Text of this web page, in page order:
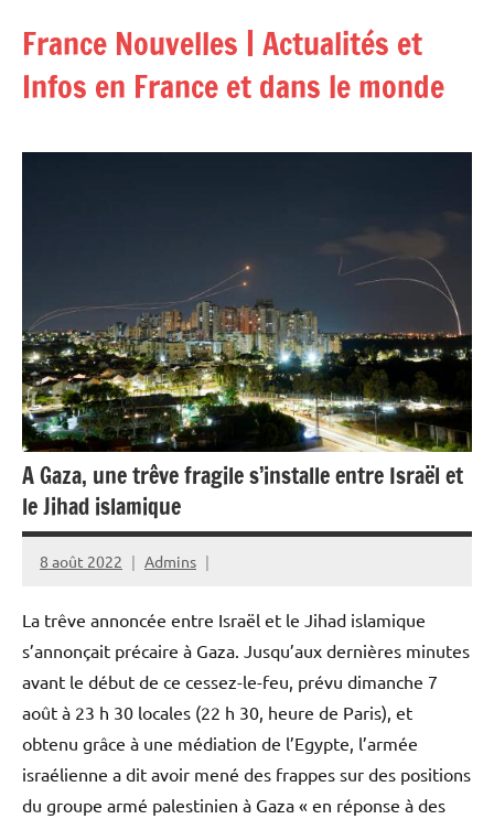
contenu
France Nouvelles | Actualités et
Infos en France et dans le monde
A Gaza, une trêve fragile s’installe entre Israël et
le Jihad islamique
8 août 2022 Admins
La trêve annoncée entre Israël et le Jihad islamique
s’annonçait précaire à Gaza. Jusqu’aux dernières minutes
avant le début de ce cessez-le-feu, prévu dimanche 7
août à 23 h 30 locales (22 h 30, heure de Paris), et
obtenu grâce à une médiation de l’Egypte, l’armée
israélienne a dit avoir mené des frappes sur des positions
du groupe armé palestinien à Gaza « en réponse à des